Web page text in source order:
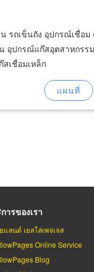
รถเข็นถัง อุปกรณ์เชื่อม
อุปกรณ์แก๊สอุตสาหกรร
เชื่อมเหล็ก
ารของเรา
แลนด์ เยลโล่เพจเจส
Online Service
Blog